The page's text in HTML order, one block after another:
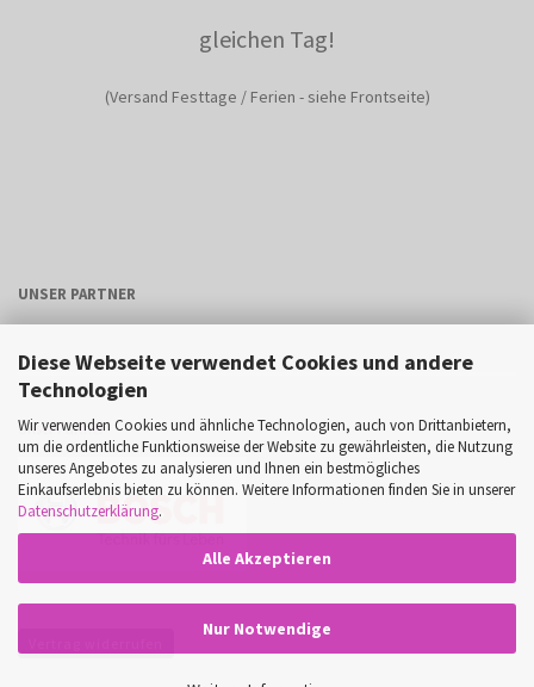
Diese Webseite verwendet Cookies und andere
Technologien
Wir verwenden Cookies und ähnliche Technologien, auch von Drittanbietern,
um die ordentliche Funktionsweise der Website zu gewährleisten, die Nutzung
unseres Angebotes zu analysieren und Ihnen ein bestmögliches
Einkaufserlebnis bieten zu können. Weitere Informationen finden Sie in unserer
Datenschutzerklärung.
Alle Akzeptieren
Nur Notwendige
gleichen Tag!
(Versand Festtage / Ferien - siehe Frontseite)
UNSER PARTNER
Unser Partner